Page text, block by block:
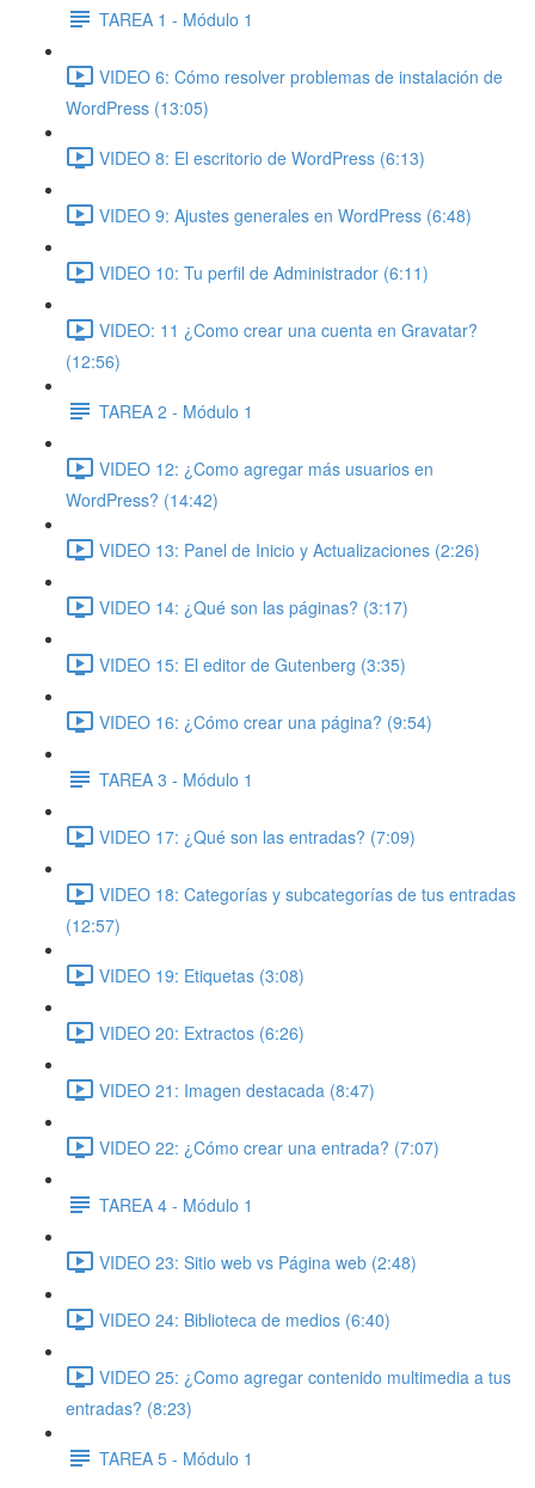
TAREA 1 - Módulo 1
VIDEO 6: Cómo resolver problemas de instalación de
WordPress (13:05)
VIDEO 8: El escritorio de WordPress (6:13)
VIDEO 9: Ajustes generales en WordPress (6:48)
VIDEO 10: Tu perfil de Administrador (6:11)
VIDEO: 11 ¿Como crear una cuenta en Gravatar?
(12:56)
TAREA 2 - Módulo 1
VIDEO 12: ¿Como agregar más usuarios en
WordPress? (14:42)
VIDEO 13: Panel de Inicio y Actualizaciones (2:26)
VIDEO 14: ¿Qué son las páginas? (3:17)
VIDEO 15: El editor de Gutenberg (3:35)
VIDEO 16: ¿Cómo crear una página? (9:54)
TAREA 3 - Módulo 1
VIDEO 17: ¿Qué son las entradas? (7:09)
VIDEO 18: Categorías y subcategorías de tus entradas
(12:57)
VIDEO 19: Etiquetas (3:08)
VIDEO 20: Extractos (6:26)
VIDEO 21: Imagen destacada (8:47)
VIDEO 22: ¿Cómo crear una entrada? (7:07)
TAREA 4 - Módulo 1
VIDEO 23: Sitio web vs Página web (2:48)
VIDEO 24: Biblioteca de medios (6:40)
VIDEO 25: ¿Como agregar contenido multimedia a tus
entradas? (8:23)
TAREA 5 - Módulo 1